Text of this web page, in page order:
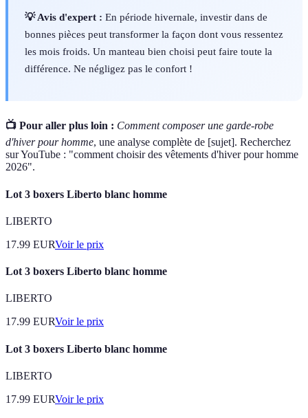
💡 Avis d'expert : En période hivernale, investir dans de
bonnes pièces peut transformer la façon dont vous ressentez
les mois froids. Un manteau bien choisi peut faire toute la
différence. Ne négligez pas le confort !
📺 Pour aller plus loin : Comment composer une garde-robe
d'hiver pour homme, une analyse complète de [sujet]. Recherchez
sur YouTube : "comment choisir des vêtements d'hiver pour homme
2026".
Lot 3 boxers Liberto blanc homme
LIBERTO
17.99 EURVoir le prix
Lot 3 boxers Liberto blanc homme
LIBERTO
17.99 EURVoir le prix
Lot 3 boxers Liberto blanc homme
LIBERTO
17.99 EURVoir le prix